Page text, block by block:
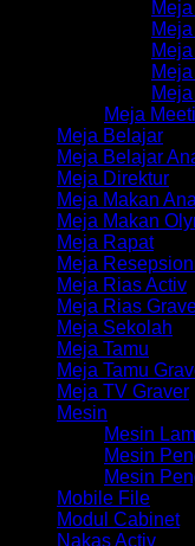
Meja
Meja Belajar
Meja Belajar
Meja Direktur
Meja Makan
Meja Makan
Meja Rapat
Meja
Meja Rias Activ
Meja Rias
Meja Sekolah
Meja Tamu
Meja Tamu
Meja TV Graver
Mesin
Mesin
Mesin
Mesin
Mobile File
Modul Cabinet
Nakas Activ